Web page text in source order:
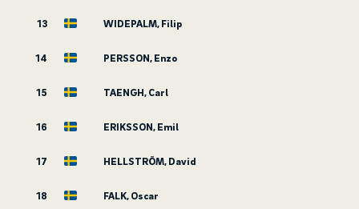
13 WIDEPALM, Filip
14 PERSSON, Enzo
15 TAENGH, Carl
16 ERIKSSON, Emil
17 HELLSTRÖM, David
18 FALK, Oscar